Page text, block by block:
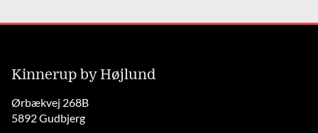
Kinnerup by Højlund
Ørbækvej 268B
5892 Gudbjerg